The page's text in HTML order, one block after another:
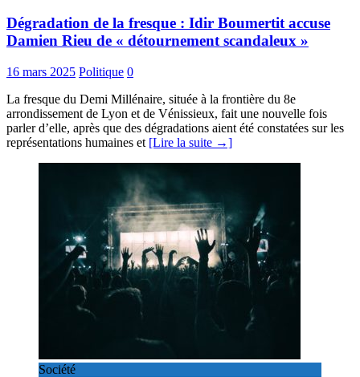
Dégradation de la fresque : Idir Boumertit accuse
Damien Rieu de « détournement scandaleux »
16 mars 2025 Politique 0
La fresque du Demi Millénaire, située à la frontière du 8e
arrondissement de Lyon et de Vénissieux, fait une nouvelle fois
parler d’elle, après que des dégradations aient été constatées sur les
représentations humaines et [Lire la suite →]
Société